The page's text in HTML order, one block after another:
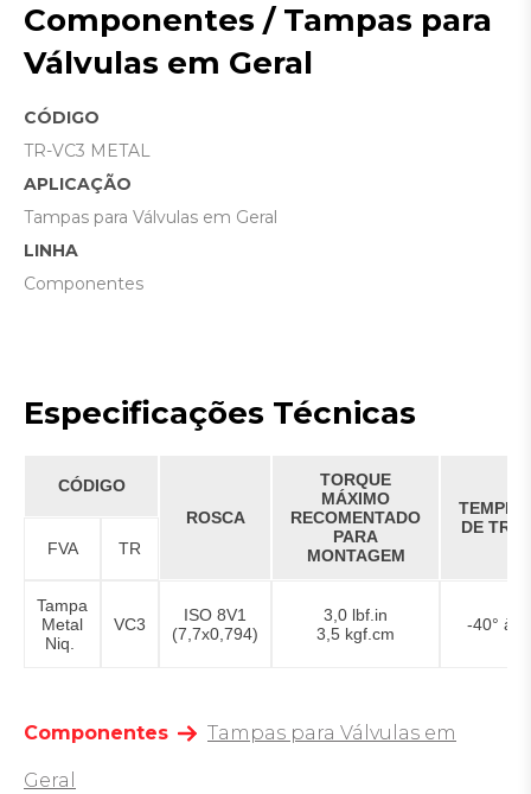
Componentes / Tampas para
Válvulas em Geral
CÓDIGO
TR-VC3 METAL
APLICAÇÃO
Tampas para Válvulas em Geral
LINHA
Componentes
Especificações Técnicas
CÓDIGO
ROSCA
TORQUE
MÁXIMO
RECOMENTADO
PARA
MONTAGEM
DE
FVA
TR
Tampa
Metal
Niq.
VC3
ISO 8V1
(7,7x0,794)
3,0 lbf.in
3,5 kgf.cm
-40° à
Componentes Tampas para Válvulas em
Geral